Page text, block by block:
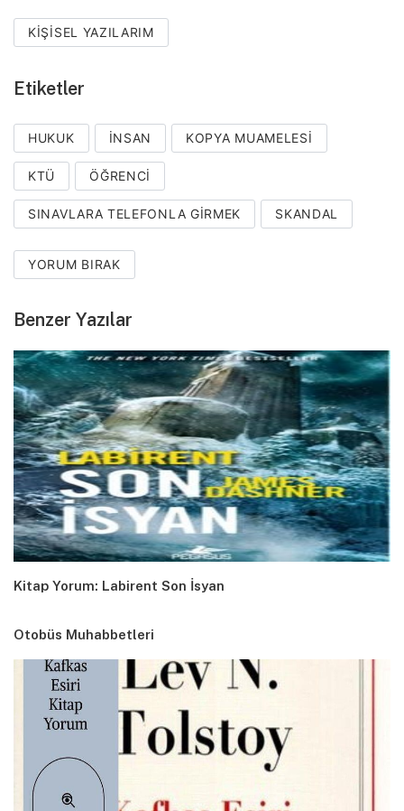
KIŞISEL YAZILARIM
Etiketler
HUKUK INSAN KOPYA MUAMELESI
KTÜ ÖĞRENCI
SINAVLARA TELEFONLA GIRMEK SKANDAL
YORUM BIRAK
Benzer Yazılar
Kitap Yorum: Labirent Son İsyan
Otobüs Muhabbetleri